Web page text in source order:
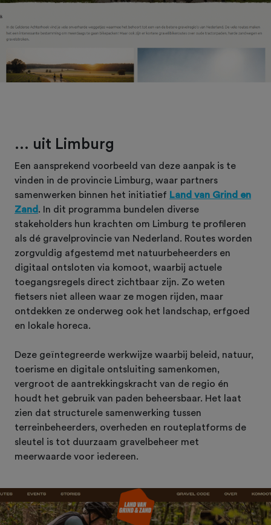
... uit Limburg
Een aansprekend voorbeeld van deze aanpak is te
vinden in de provincie Limburg, waar partners
samenwerken binnen het initiatief Land van Grind en
Zand . In dit programma bundelen diverse
stakeholders hun krachten om Limburg te profileren
als dé gravelprovincie van Nederland. Routes worden
zorgvuldig afgestemd met natuurbeheerders en
digitaal ontsloten via komoot, waarbij actuele
toegangsregels direct zichtbaar zijn. Zo weten
fietsers niet alleen waar ze mogen rijden, maar
ontdekken ze onderweg ook het landschap, erfgoed
en lokale horeca.
Deze geïntegreerde werkwijze waarbij beleid, natuur,
toerisme en digitale ontsluiting samenkomen,
vergroot de aantrekkingskracht van de regio én
houdt het gebruik van paden beheersbaar. Het laat
zien dat structurele samenwerking tussen
terreinbeheerders, overheden en routeplatforms de
sleutel is tot duurzaam gravelbeheer met
meerwaarde voor iedereen.